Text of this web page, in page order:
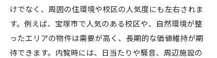
けでなく、周囲の住環境や校区の人気度にも左右されま
す。例えば、宝塚市で人気のある校区や、自然環境が整
ったエリアの物件は需要が高く、長期的な価値維持が期
待できます。内覧時には、日当たりや騒音、周辺施設の